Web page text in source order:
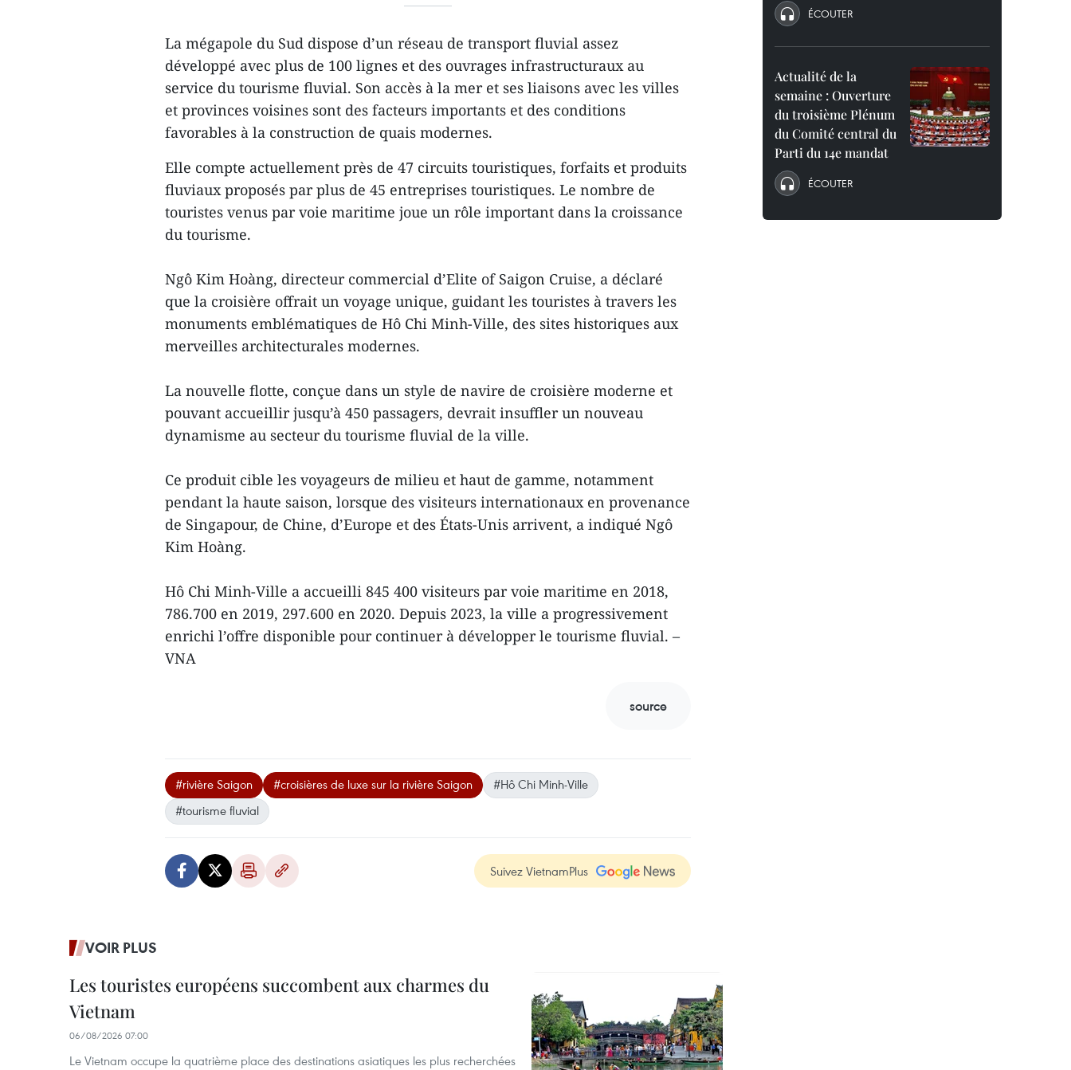
La mégapole du Sud dispose d’un réseau de transport fluvial assez
développé avec plus de 100 lignes et des ouvrages infrastructuraux au
service du tourisme fluvial. Son accès à la mer et ses liaisons avec les villes
et provinces voisines sont des facteurs importants et des conditions
favorables à la construction de quais modernes.
Elle compte actuellement près de 47 circuits touristiques, forfaits et produits
fluviaux proposés par plus de 45 entreprises touristiques. Le nombre de
touristes venus par voie maritime joue un rôle important dans la croissance
du tourisme.
Ngô Kim Hoàng, directeur commercial d’Elite of Saigon Cruise, a déclaré
que la croisière offrait un voyage unique, guidant les touristes à travers les
monuments emblématiques de Hô Chi Minh-Ville, des sites historiques aux
merveilles architecturales modernes.
La nouvelle flotte, conçue dans un style de navire de croisière moderne et
pouvant accueillir jusqu’à 450 passagers, devrait insuffler un nouveau
dynamisme au secteur du tourisme fluvial de la ville.
Ce produit cible les voyageurs de milieu et haut de gamme, notamment
pendant la haute saison, lorsque des visiteurs internationaux en provenance
de Singapour, de Chine, d’Europe et des États-Unis arrivent, a indiqué Ngô
Kim Hoàng.
Hô Chi Minh-Ville a accueilli 845 400 visiteurs par voie maritime en 2018,
786.700 en 2019, 297.600 en 2020. Depuis 2023, la ville a progressivement
enrichi l’offre disponible pour continuer à développer le tourisme fluvial. –
VNA
source
#rivière Saigon #croisières de luxe sur la rivière Saigon
#Hô Chi Minh-Ville
#tourisme fluvial
Suivez VietnamPlus
VOIR PLUS
Les touristes européens succombent aux charmes du
Vietnam
06/08/2026 07:00
Le Vietnam occupe la quatrième place des destinations asiatiques les plus recherchées
ÉCOUTER
Actualité de la
semaine : Ouverture
du troisième Plénum
du Comité central du
Parti du 14e mandat
ÉCOUTER